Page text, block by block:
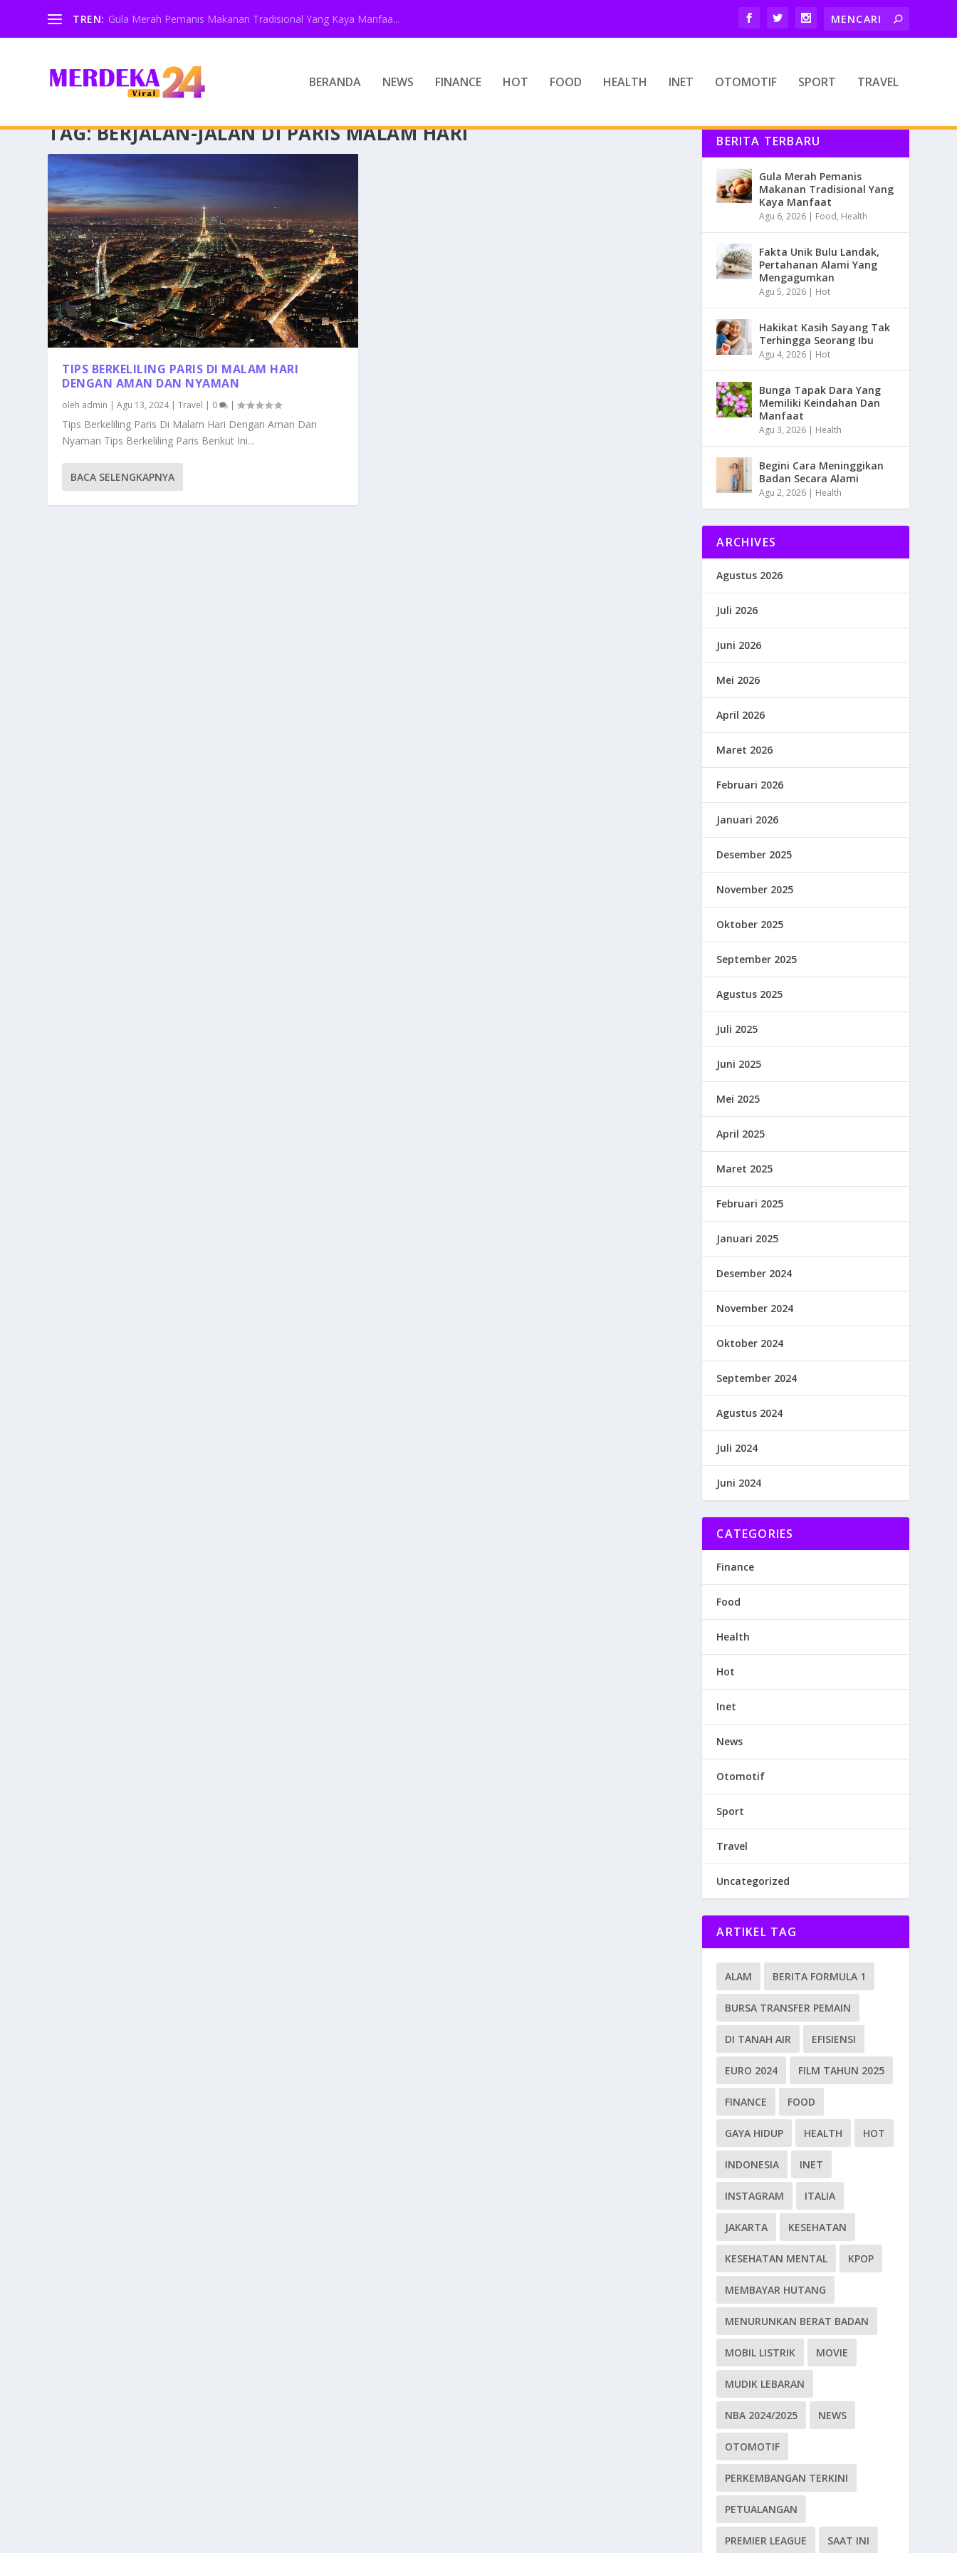
TREN: Gula Merah Pemanis Makanan Tradisional Yang Kaya Manfaa...
BERANDA NEWS FINANCE HOT FOOD HEALTH INET OTOMOTIF SPORT TRAVEL
TAG:BERJALAN-JALAN DI PARIS MALAM HARI
TIPS BERKELILING PARIS DI MALAM HARI
DENGAN AMAN DAN NYAMAN
oleh admin |Agu 13, 2024|Travel | 0 |
Tips Berkeliling Paris Di Malam Hari Dengan Aman Dan
Nyaman Tips Berkeliling Paris Berikut Ini...
BACA SELENGKAPNYA
BERITA TERBARU
Gula Merah Pemanis
Makanan Tradisional Yang
Kaya Manfaat
Agu 6, 2026 | Food, Health
Fakta Unik Bulu Landak,
Pertahanan Alami Yang
Mengagumkan
Agu 5, 2026 | Hot
Hakikat Kasih Sayang Tak
Terhingga Seorang Ibu
Agu 4, 2026 | Hot
Bunga Tapak Dara Yang
Memiliki Keindahan Dan
Manfaat
Agu 3, 2026 | Health
Begini Cara Meninggikan
Badan Secara Alami
Agu 2, 2026 | Health
ARCHIVES
Agustus 2026
Juli 2026
Juni 2026
Mei 2026
April 2026
Maret 2026
Februari 2026
Januari 2026
Desember 2025
November 2025
Oktober 2025
September 2025
Agustus 2025
Juli 2025
Juni 2025
Mei 2025
April 2025
Maret 2025
Februari 2025
Januari 2025
Desember 2024
November 2024
Oktober 2024
September 2024
Agustus 2024
Juli 2024
Juni 2024
CATEGORIES
Finance
Food
Health
Hot
Inet
News
Otomotif
Sport
Travel
Uncategorized
ARTIKEL TAG
ALAM BERITA FORMULA 1
BURSA TRANSFER PEMAIN
DI TANAH AIR EFISIENSI
EURO 2024 FILM TAHUN 2025
FINANCE FOOD
GAYA HIDUP HEALTH HOT
INDONESIA INET
INSTAGRAM ITALIA
JAKARTA KESEHATAN
KESEHATAN MENTAL KPOP
MEMBAYAR HUTANG
MENURUNKAN BERAT BADAN
MOBIL LISTRIK MOVIE
MUDIK LEBARAN
NBA 2024/2025 NEWS
OTOMOTIF
PERKEMBANGAN TERKINI
PETUALANGAN
PREMIER LEAGUE SAAT INI